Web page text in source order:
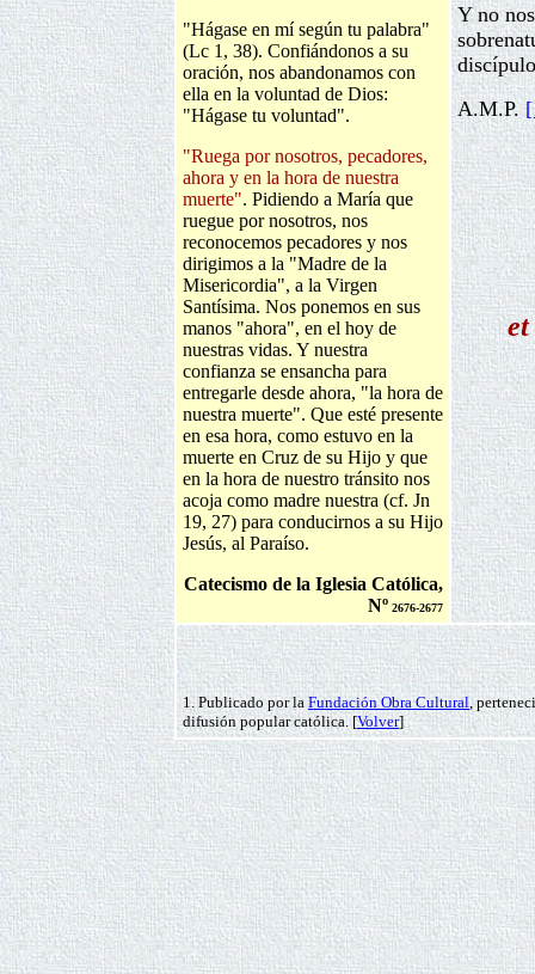
"Hágase en mí según tu palabra"
(Lc 1, 38). Confiándonos a su
oración, nos abandonamos con
ella en la voluntad de Dios:
"Hágase tu voluntad".
"Ruega por nosotros, pecadores,
ahora y en la hora de nuestra
muerte". Pidiendo a María que
ruegue por nosotros, nos
reconocemos pecadores y nos
dirigimos a la "Madre de la
Misericordia", a la Virgen
Santísima. Nos ponemos en sus
manos "ahora", en el hoy de
nuestras vidas. Y nuestra
confianza se ensancha para
entregarle desde ahora, "la hora de
nuestra muerte". Que esté presente
en esa hora, como estuvo en la
muerte en Cruz de su Hijo y que
en la hora de nuestro tránsito nos
acoja como madre nuestra (cf. Jn
19, 27) para conducirnos a su Hijo
Jesús, al Paraíso.
Catecismo de la Iglesia Católica,
Nº 2676-2677
Y no
A.M.P.
1. Publicado por la Fundación Obra Cultural,
difusión popular católica. [Volver]